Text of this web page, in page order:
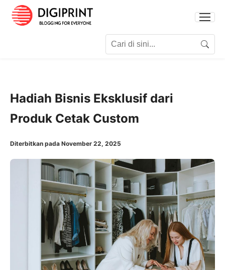
Search
Hadiah Bisnis Eksklusif dari
Produk Cetak Custom
Diterbitkan pada November 22, 2025